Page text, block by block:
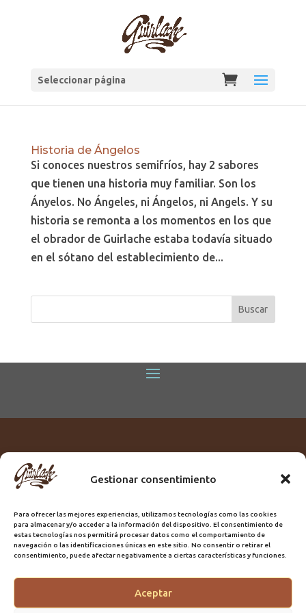
Gestionar consentimiento
Para ofrecer las mejores experiencias, utilizamos tecnologías como las cookies
para almacenar y/o acceder a la información del dispositivo. El consentimiento de
estas tecnologías nos permitirá procesar datos como el comportamiento de
navegación o las identificaciones únicas en este sitio. No consentir o retirar el
consentimiento, puede afectar negativamente a ciertas características y funciones.
Aceptar
Seleccionar página
Historia de Ángelos
Si conoces nuestros semifríos, hay 2 sabores
que tienen una historia muy familiar. Son los
Ányelos. No Ángeles, ni Ángelos, ni Angels. Y su
historia se remonta a los momentos en los que
el obrador de Guirlache estaba todavía situado
en el sótano del establecimiento de...
Titular:
ROME GUIRLACHE SL.
Domicilio:Calle Triana, 68
Ciudad:Las Palmas de Gran Canaria
Registro Sanitario:GC/20/PH/7192